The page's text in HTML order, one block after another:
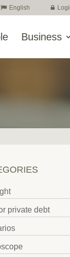
English
Business
private debt